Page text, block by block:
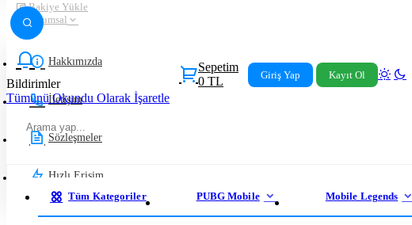
Bakiye Yükle
Kurumsal
Hakkımızda
İletişim
Sözleşmeler
Hızlı Erişim
%100 Güvenli Alışveriş Platformu
Bildirimler
Tümünü Okundu Olarak İşaretle
Sepetim
0 TL
Giriş Yap Kayıt Ol
Tüm Kategoriler PUBG Mobile Mobile Legends